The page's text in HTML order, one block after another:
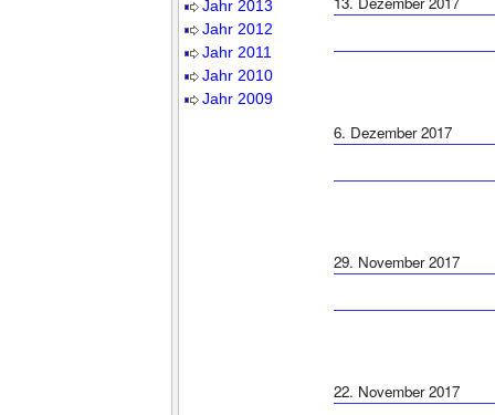
Jahr 2013
Jahr 2012
Jahr 2011
Jahr 2010
Jahr 2009
6. Dezember 2017
29. November 2017
22. November 2017